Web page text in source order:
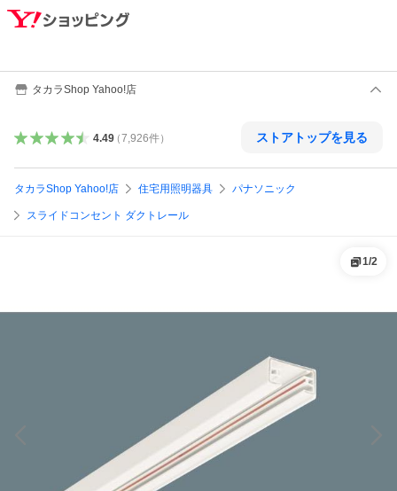
タカラShop Yahoo!店
4.49（7,926件） ストアトップを見る
タカラShop Yahoo!店 住宅用照明器具 パナソニック
スライドコンセント ダクトレール
1/2